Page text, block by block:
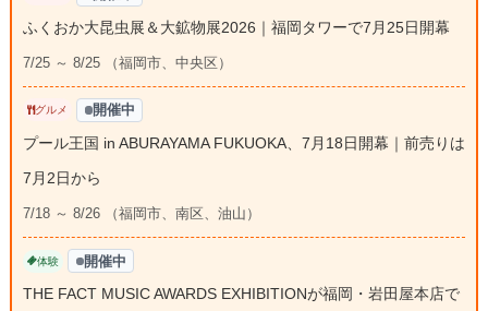
ふくおか大昆虫展＆大鉱物展2026｜福岡タワーで7月25日開幕
7/25 ～ 8/25 （福岡市、中央区）
グルメ 開催中
プール王国 in ABURAYAMA FUKUOKA、7月18日開幕｜前売りは
7月2日から
7/18 ～ 8/26 （福岡市、南区、油山）
体験 開催中
THE FACT MUSIC AWARDS EXHIBITIONが福岡・岩田屋本店で